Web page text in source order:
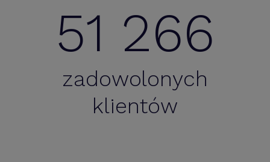
51 266
zadowolonych
klientów